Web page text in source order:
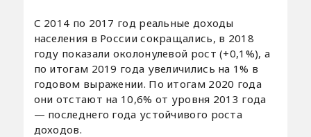
С 2014 по 2017 год реальные доходы
населения в России сокращались, в 2018
году показали околонулевой рост (+0,1%), а
по итогам 2019 года увеличились на 1% в
годовом выражении. По итогам 2020 года
они отстают на 10,6% от уровня 2013 года
— последнего года устойчивого роста
доходов.